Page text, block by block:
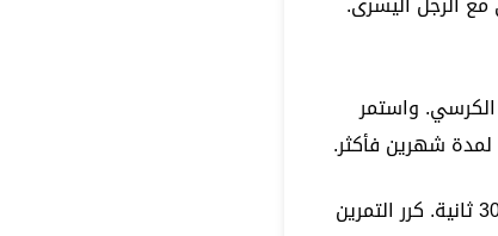
على مقعد الكرسي. واستمر
شهرين فأكثر.
• اسند ظهرك إلى الحائط، ثم حاول أداء وضع القرفصاء الصحيح، وتوقف لمدة 30 ثانية. كرر التمرين